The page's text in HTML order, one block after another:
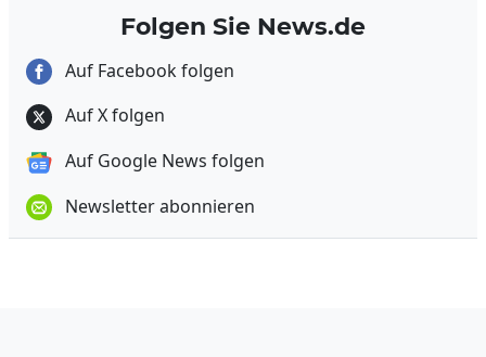
Folgen Sie News.de
Auf Facebook folgen
Auf X folgen
Auf Google News folgen
Newsletter abonnieren